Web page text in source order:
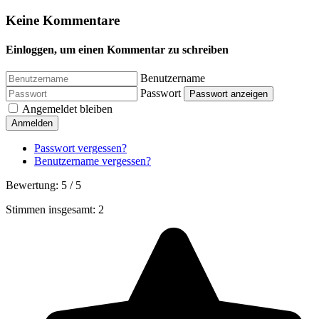
Keine Kommentare
Einloggen, um einen Kommentar zu schreiben
Benutzername
Passwort
Passwort anzeigen
Angemeldet bleiben
Anmelden
Passwort vergessen?
Benutzername vergessen?
Bewertung: 5 / 5
Stimmen insgesamt: 2